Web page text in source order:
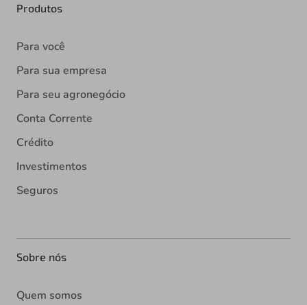
Produtos
Para você
Para sua empresa
Para seu agronegócio
Conta Corrente
Crédito
Investimentos
Seguros
Sobre nós
Quem somos